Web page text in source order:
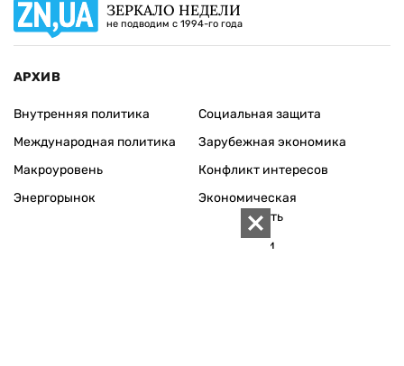
ЗЕРКАЛО НЕДЕЛИ
не подводим с 1994-го года
АРХИВ
Внутренняя политика
Международная политика
Макроуровень
Энергорынок
Социальная защита
Зарубежная экономика
Конфликт интересов
Экономическая
безопасность
Персоналии